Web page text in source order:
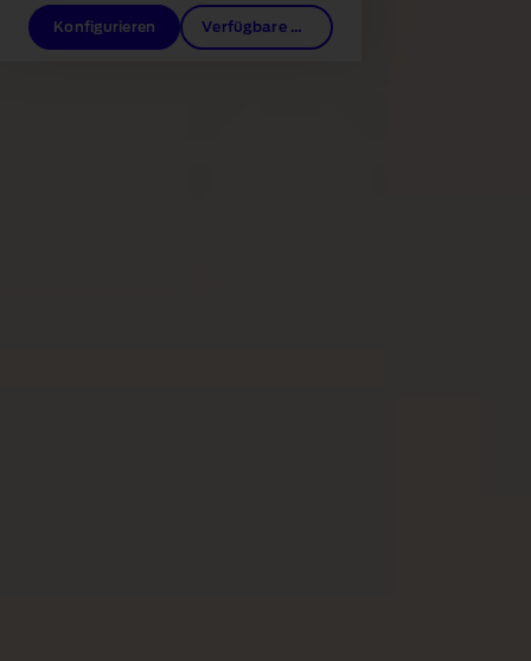
Konfigurieren Verfügbare Neufahrzeuge